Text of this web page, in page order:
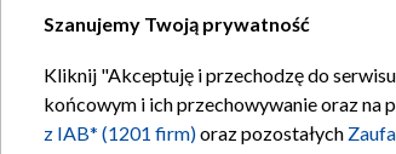
Szanujemy Twoją prywatność
Kliknij "Akceptuję i przechodzę do
końcowym i ich przechowywanie oraz na
z IAB* (1201 firm)oraz pozostałych